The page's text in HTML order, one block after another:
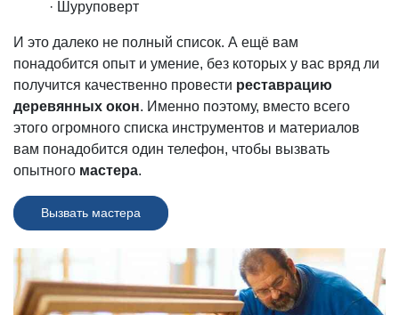
· Шуруповерт
И это далеко не полный список. А ещё вам
понадобится опыт и умение, без которых у вас вряд ли
получится качественно провести реставрацию
деревянных окон. Именно поэтому, вместо всего
этого огромного списка инструментов и материалов
вам понадобится один телефон, чтобы вызвать
опытного мастера.
Вызвать мастера